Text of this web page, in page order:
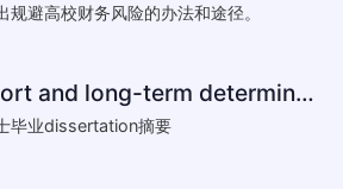
避高校财务风险的办法和途径。
What are the short and long-term determinants of exchange ra
毕业dissertation摘要